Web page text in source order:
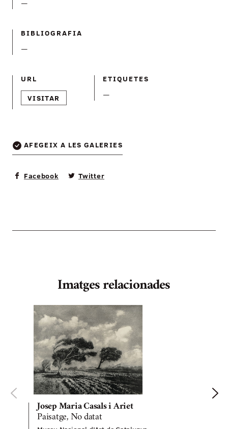
—
BIBLIOGRAFIA
—
URL
VISITAR
ETIQUETES
—
AFEGEIX A LES GALERIES
Facebook Twitter
Imatges relacionades
Josep Maria Casals i Ariet
Paisatge, No datat